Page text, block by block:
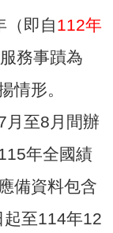
（即自 112年
務事蹟為
情形。
月至8月間辦
年全國績
備資料包含
至114年12